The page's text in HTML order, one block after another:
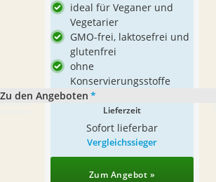
ideal für Veganer und
Vegetarier
GMO-frei, laktosefrei und
glutenfrei
ohne
Konservierungsstoffe
Zu den Angeboten *
Lieferzeit
Sofort lieferbar
Vergleichssieger
Zum Angebot »